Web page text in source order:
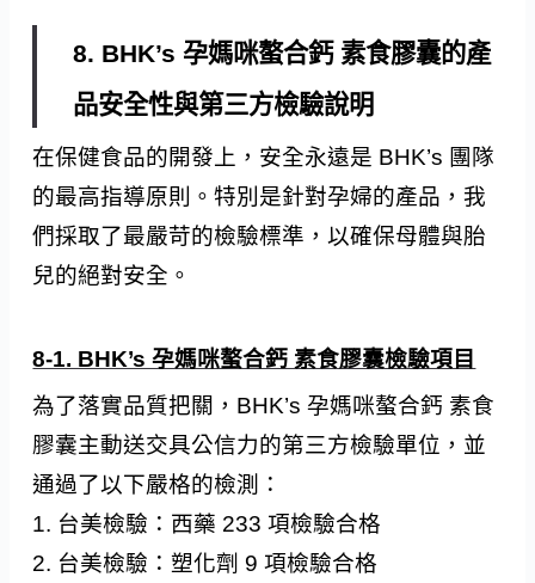
8. BHK’s 孕媽咪螯合鈣 素食膠囊的產
品安全性與第三方檢驗說明
在保健食品的開發上，安全永遠是 BHK’s 團隊
的最高指導原則。特別是針對孕婦的產品，我
們採取了最嚴苛的檢驗標準，以確保母體與胎
兒的絕對安全。
8-1. BHK’s 孕媽咪螯合鈣 素食膠囊檢驗項目
為了落實品質把關，BHK’s 孕媽咪螯合鈣 素食
膠囊主動送交具公信力的第三方檢驗單位，並
通過了以下嚴格的檢測：
1. 台美檢驗：西藥 233 項檢驗合格
2. 台美檢驗：塑化劑 9 項檢驗合格